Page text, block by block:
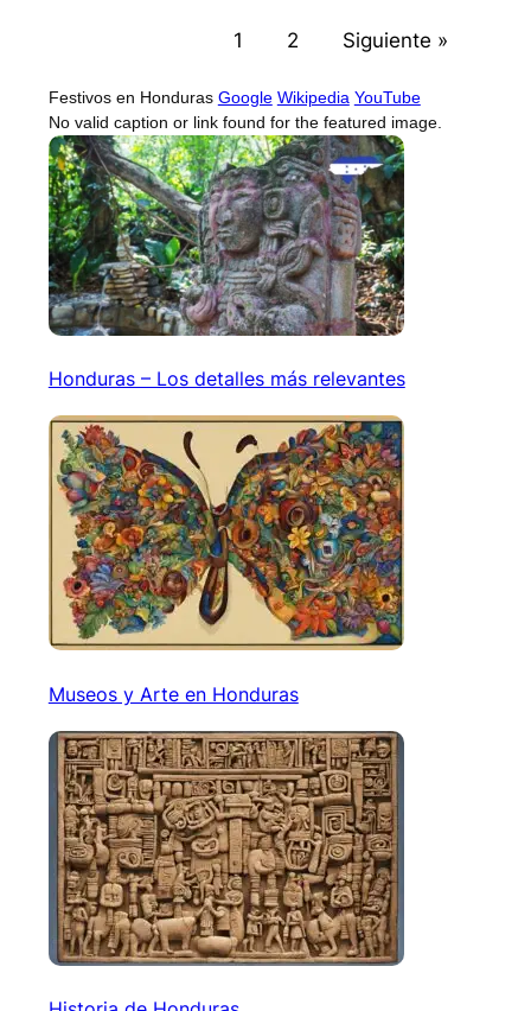
1 2 Siguiente »
Festivos en Honduras Google Wikipedia YouTube
No valid caption or link found for the featured image.
Honduras – Los detalles más relevantes
Museos y Arte en Honduras